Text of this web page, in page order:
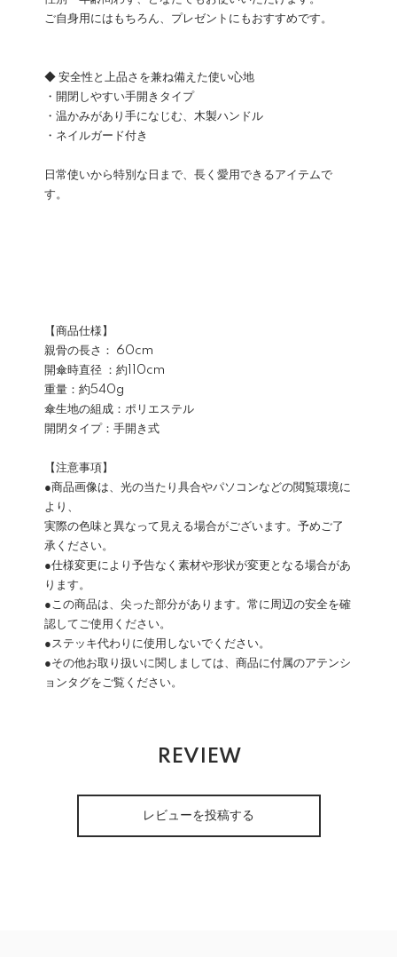
ご自身用にはもちろん、プレゼントにもおすすめです。
◆ 安全性と上品さを兼ね備えた使い心地
・開閉しやすい手開きタイプ
・温かみがあり手になじむ、木製ハンドル
・ネイルガード付き
日常使いから特別な日まで、長く愛用できるアイテムで
す。
【商品仕様】
親骨の長さ： 60cm
開傘時直径 ：約110cm
重量：約540g
傘生地の組成：ポリエステル
開閉タイプ：手開き式
【注意事項】
●商品画像は、光の当たり具合やパソコンなどの閲覧環境に
より、
実際の色味と異なって見える場合がございます。予めご了
承ください。
●仕様変更により予告なく素材や形状が変更となる場合があ
ります。
●この商品は、尖った部分があります。常に周辺の安全を確
認してご使用ください。
●ステッキ代わりに使用しないでください。
●その他お取り扱いに関しましては、商品に付属のアテンシ
ョンタグをご覧ください。
REVIEW
レビューを投稿する